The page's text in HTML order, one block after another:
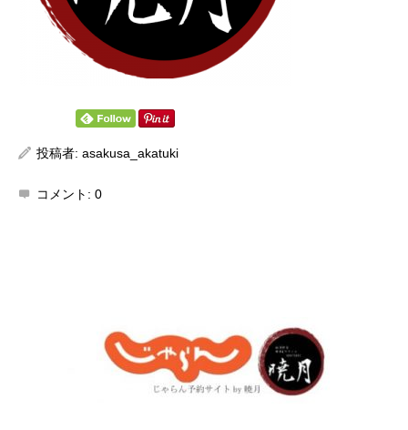
投稿者: asakusa_akatuki
コメント: 0